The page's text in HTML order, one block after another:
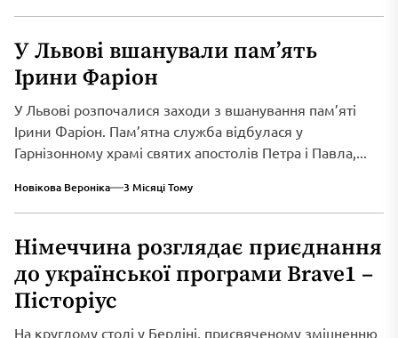
У Львові вшанували пам’ять
Ірини Фаріон
У Львові розпочалися заходи з вшанування пам’яті
Ірини Фаріон. Пам’ятна служба відбулася у
Гарнізонному храмі святих апостолів Петра і Павла,...
Новікова Вероніка 3 Місяці Тому
Німеччина розглядає приєднання
до української програми Brave1 –
Пісторіус
На круглому столі у Берліні, присвяченому зміцненню